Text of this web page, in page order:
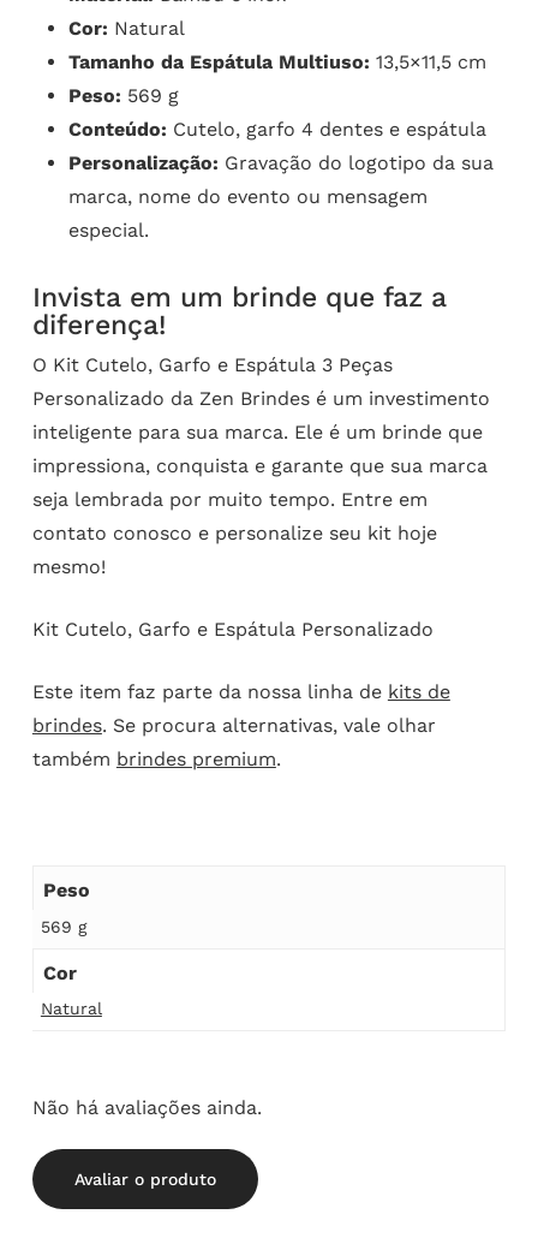
Cor: Natural
Tamanho da Espátula Multiuso: 13,5×11,5 cm
Peso: 569 g
Conteúdo: Cutelo, garfo 4 dentes e espátula
Personalização: Gravação do logotipo da sua
marca, nome do evento ou mensagem
especial.
Invista em um brinde que faz a
diferença!
O Kit Cutelo, Garfo e Espátula 3 Peças
Personalizado da Zen Brindes é um investimento
inteligente para sua marca. Ele é um brinde que
impressiona, conquista e garante que sua marca
seja lembrada por muito tempo. Entre em
contato conosco e personalize seu kit hoje
mesmo!
Kit Cutelo, Garfo e Espátula Personalizado
Este item faz parte da nossa linha de kits de
brindes. Se procura alternativas, vale olhar
também brindes premium.
Peso
569 g
Cor
Natural
Não há avaliações ainda.
Avaliar o produto